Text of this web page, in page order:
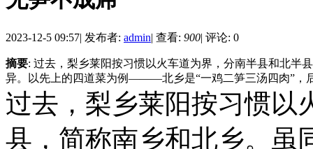
2023-12-5 09:57| 发布者: admin| 查看: 900| 评论: 0
摘要: 过去，梨乡莱阳按习惯以火车道为界，分南半县和北半
异。以先上的四道菜为例———北乡是“一鸡二笋三汤四肉”，
过去，梨乡莱阳按习惯以
县，简称南乡和北乡。虽